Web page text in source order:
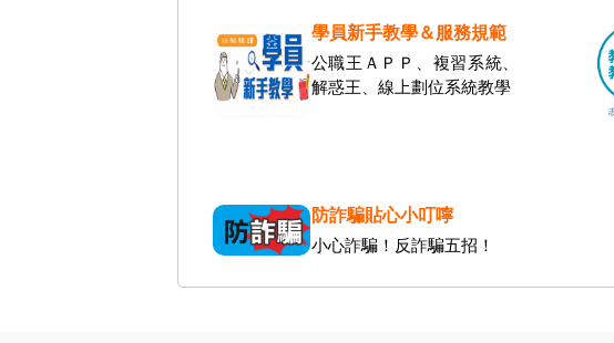
學員新手教學＆服務規範
公職王ＡＰＰ、複習系統、
解惑王、線上劃位系統教學
防詐騙貼心小叮嚀
小心詐騙！反詐騙五招！